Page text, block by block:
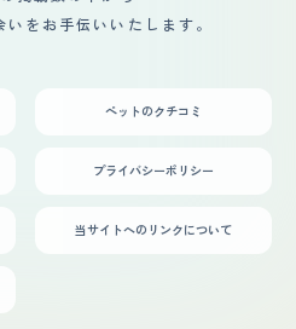
をお手伝いいたします。
ペットのクチコミ
プライバシーポリシー
当サイトへのリンクについて